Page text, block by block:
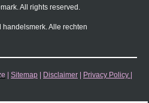
a
r
u
e
All rights reserved.
Alle rechten
Sitemap Disclaimer Privacy Policy